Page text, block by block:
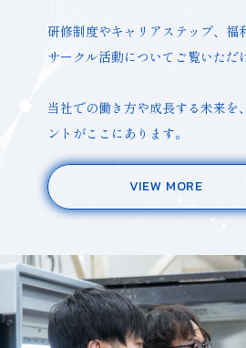
研修制度やキャリアステップ、福
サークル活動についてご覧いただ
当社での働き方や成長する未来を、
ントがここにあります。
VIEW MORE